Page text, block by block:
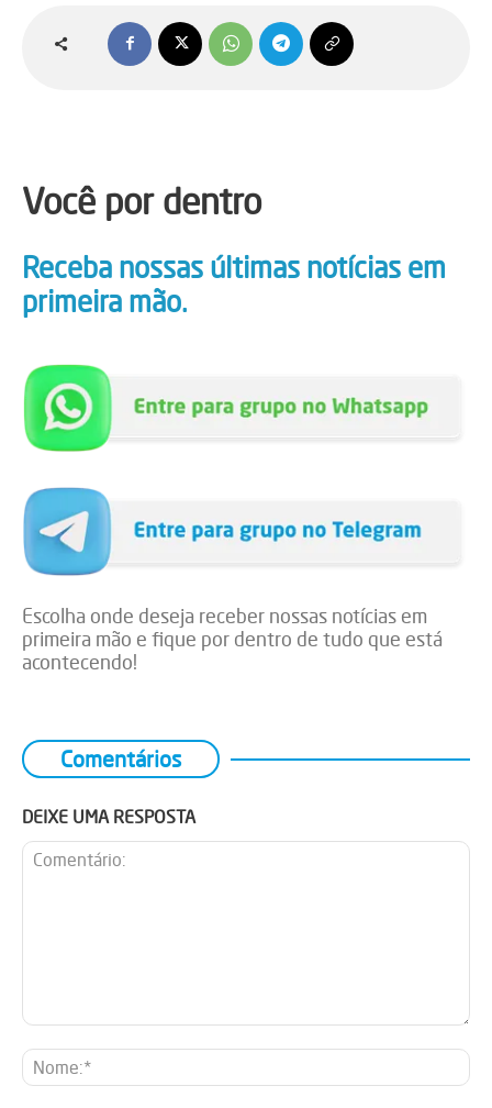
Você por dentro
Receba nossas últimas notícias em
primeira mão.
Escolha onde deseja receber nossas notícias em
primeira mão e fique por dentro de tudo que está
acontecendo!
Comentários
DEIXE UMA RESPOSTA